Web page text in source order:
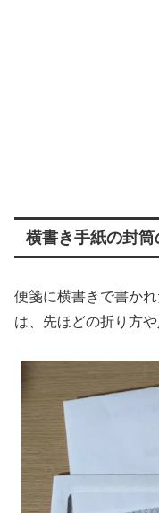
横書き手紙の封筒
便箋に横書きで書か
は、先ほどの折り方や